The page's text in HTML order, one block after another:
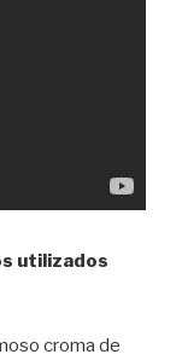
utilizados
croma de